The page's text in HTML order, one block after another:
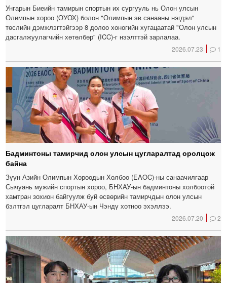
Унгарын Биеийн тамирын спортын их сургууль нь Олон улсын
Олимпын хороо (ОУОХ) болон "Олимпын эв санааны нэгдэл"
төслийн дэмжлэгтэйгээр 8 долоо хоногийн хугацаатай "Олон улсын
дасгалжуулагчийн хөтөлбөр" (ICC)-г нээлттэй зарлалаа.
2026.07.23 1
Бадминтоны тамирчид олон улсын цугларалтад оролцож
байна
Зүүн Азийн Олимпын Хороодын Холбоо (EAOC)-ны санаачилгаар
Сычуань мужийн спортын хороо, БНХАУ-ын бадминтоны холбоотой
хамтран зохион байгуулж буй өсвөрийн тамирчдын олон улсын
бэлтгэл цугларалт БНХАУ-ын Чэндү хотноо эхэллээ.
2026.07.20 2